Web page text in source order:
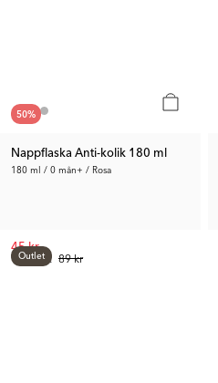
50%
Nappflaska Anti-kolik 180 ml
180 ml / 0 mån+ / Rosa
Tid. Pris: 89 kr
45 kr
Outlet